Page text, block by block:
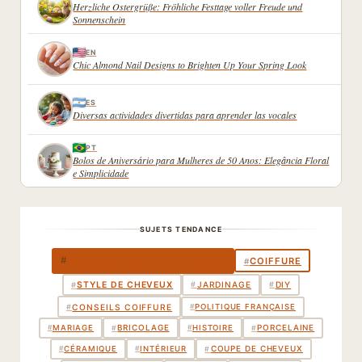
Herzliche Ostergrüße: Fröhliche Festtage voller Freude und
Sonnenschein
EN
Chic Almond Nail Designs to Brighten Up Your Spring Look
ES
Diversas actividades divertidas para aprender las vocales
PT
Bolos de Aniversário para Mulheres de 50 Anos: Elegância Floral
e Simplicidade
SUJETS TENDANCE
# #COIFFURE
#STYLE DE CHEVEUX #JARDINAGE #DIY
#CONSEILS COIFFURE #POLITIQUE FRANÇAISE
# MARIAGE #BRICOLAGE # HISTOIRE #PORCELAINE
#CÉRAMIQUE #INTÉRIEUR #COUPE DE CHEVEUX